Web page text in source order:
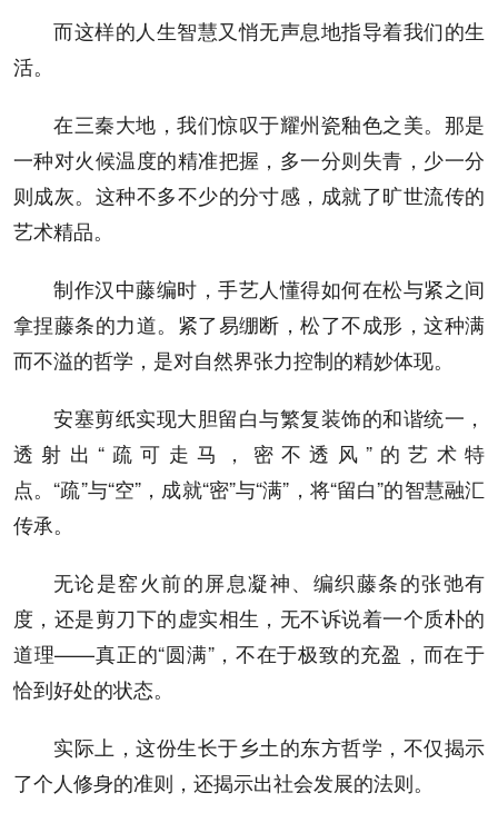
而这样的人生智慧又悄无声息地指导着我们的生
活。
在三秦大地，我们惊叹于耀州瓷釉色之美。那是
一种对火候温度的精准把握，多一分则失青，少一分
则成灰。这种不多不少的分寸感，成就了旷世流传的
艺术精品。
制作汉中藤编时，手艺人懂得如何在松与紧之间
拿捏藤条的力道。紧了易绷断，松了不成形，这种满
而不溢的哲学，是对自然界张力控制的精妙体现。
安塞剪纸实现大胆留白与繁复装饰的和谐统一，
透射出“疏可走马，密不透风”的艺术特
点。“疏”与“空”，成就“密”与“满”，将“留白”的智慧融汇
传承。
无论是窑火前的屏息凝神、编织藤条的张弛有
度，还是剪刀下的虚实相生，无不诉说着一个质朴的
道理——真正的“圆满”，不在于极致的充盈，而在于
恰到好处的状态。
实际上，这份生长于乡土的东方哲学，不仅揭示
了个人修身的准则，还揭示出社会发展的法则。